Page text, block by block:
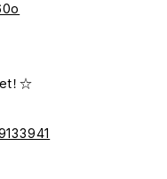
！☆